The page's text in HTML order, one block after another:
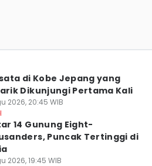
di Kobe Jepang yang
Dikunjungi Pertama Kali
2026, 20:45 WIB
14 Gunung Eight-
Puncak Tertinggi di
2026, 19:45 WIB